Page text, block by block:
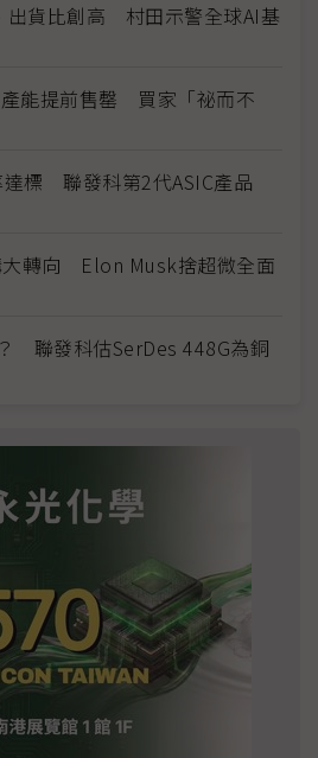
出貨比創高 村田示警全球AI基
能提前售罄 買家「祕而不
標 聯發科第2代ASIC產品
大轉向 Elon Musk捨超微全面
聯發科估SerDes 448G為銅